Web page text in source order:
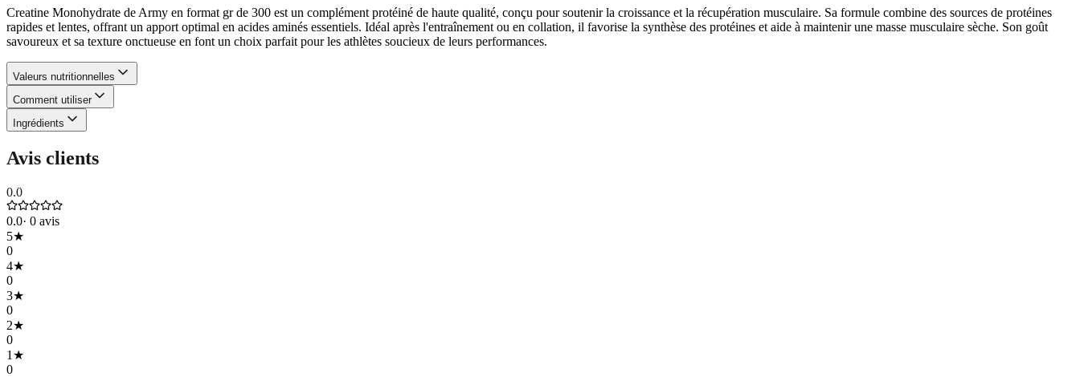
Creatine Monohydrate de Army en format gr de 300 est un complément protéiné de haute qualité, conçu pour soutenir la croissance et la récupération musculaire. Sa formule combine des sources de protéines
rapides et lentes, offrant un apport optimal en acides aminés essentiels. Idéal après l'entraînement ou en collation, il favorise la synthèse des protéines et aide à maintenir une masse musculaire sèche. Son goût
savoureux et sa texture onctueuse en font un choix parfait pour les athlètes soucieux de leurs performances.
Valeurs nutritionnelles
Comment utiliser
Ingrédients
Avis clients
0.0
0.0· 0 avis
5★
0
4★
0
3★
0
2★
0
1 ★
0